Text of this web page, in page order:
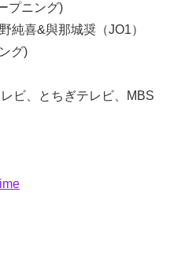
プニング)
純喜&與那城奨（JO1）
グ)
ビ、とちぎテレビ、MBS